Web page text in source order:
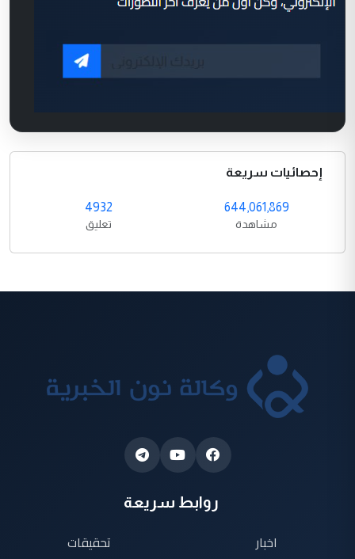
إحصائيات سريعة
644,061,869
مشاهدة
4932
تعليق
روابط سريعة
اخبار
تحقيقات